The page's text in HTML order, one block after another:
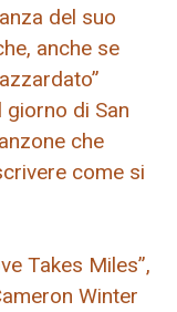
del suo
anche se
di San
che
come si
Takes Miles”,
Winter